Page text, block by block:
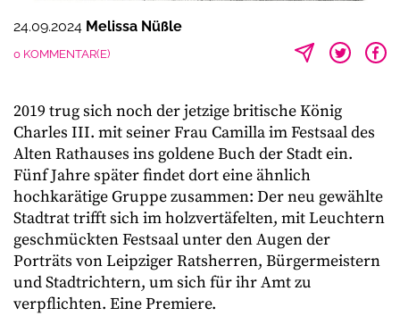
24.09.2024 Melissa Nüßle
0 KOMMENTAR(E)
2019 trug sich noch der jetzige britische König
Charles III. mit seiner Frau Camilla im Festsaal des
Alten Rathauses ins goldene Buch der Stadt ein.
Fünf Jahre später findet dort eine ähnlich
hochkarätige Gruppe zusammen: Der neu gewählte
Stadtrat trifft sich im holzvertäfelten, mit Leuchtern
geschmückten Festsaal unter den Augen der
Porträts von Leipziger Ratsherren, Bürgermeistern
und Stadtrichtern, um sich für ihr Amt zu
verpflichten. Eine Premiere.